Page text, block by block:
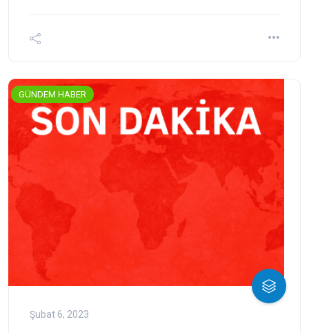
GÜNDEM HABER
Şubat 6, 2023